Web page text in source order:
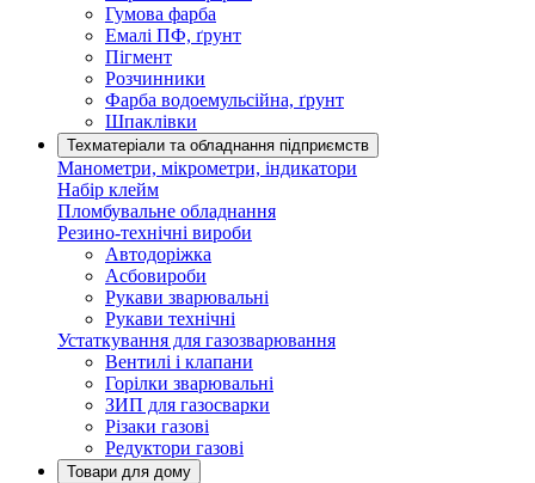
Гумова фарба
Емалі ПФ, ґрунт
Пігмент
Розчинники
Фарба водоемульсійна, ґрунт
Шпаклівки
Техматеріали та обладнання підприємств
Манометри, мікрометри, індикатори
Набір клейм
Пломбувальне обладнання
Резино-технічні вироби
Автодоріжка
Асбовироби
Рукави зварювальні
Рукави технічні
Устаткування для газозварювання
Вентилі і клапани
Горілки зварювальні
ЗИП для газосварки
Різаки газові
Редуктори газові
Товари для дому